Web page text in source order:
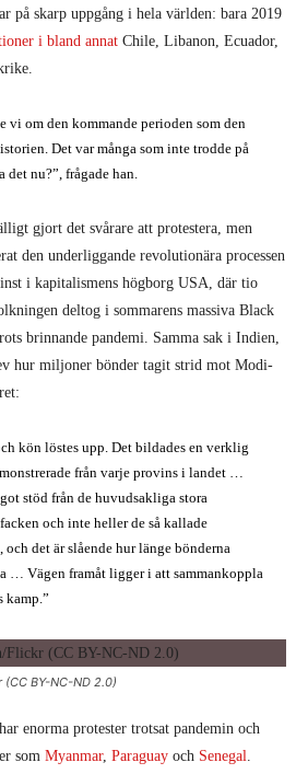
på skarp uppgång i hela världen: bara 2019
i bland annat Chile, Libanon, Ecuador,
vi om den kommande perioden som den
Det var många som inte trodde på
nu?”, frågade han.
gjort det svårare att protestera, men
den underliggande revolutionära processen
i kapitalismens högborg USA, där tio
deltog i sommarens massiva Black
brinnande pandemi. Samma sak i Indien,
hur miljoner bönder tagit strid mot Modi-
kön löstes upp. Det bildades en verklig
från varje provins i landet …
stöd från de huvudsakliga stora
och inte heller de så kallade
det är slående hur länge bönderna
… Vägen framåt ligger i att sammankoppla
kamp.”
BY-NC-ND 2.0)
enorma protester trotsat pandemin och
som Myanmar, Paraguay och Senegal